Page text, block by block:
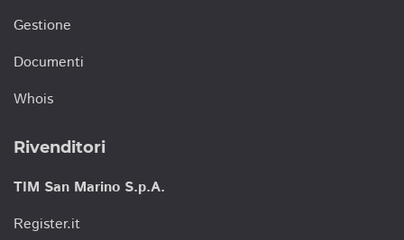
Gestione
Documenti
Whois
Rivenditori
TIM San Marino S.p.A.
Register.it